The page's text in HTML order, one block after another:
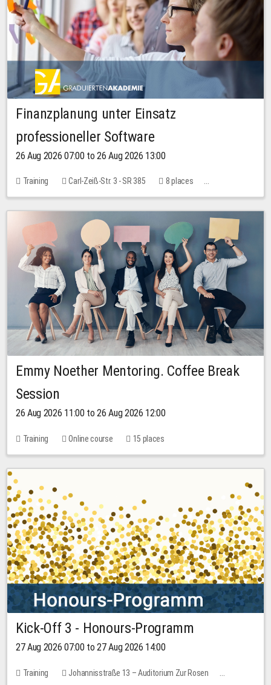
Finanzplanung unter Einsatz
professioneller Software
26 Aug 2026 07:00 to 26 Aug 2026 13:00
Training Carl-Zeiß-Str. 3 - SR 385
8 places
20.00 EUR
Emmy Noether Mentoring. Coffee Break
Session
26 Aug 2026 11:00 to 26 Aug 2026 12:00
Training Online course 15 places
Kick-Off 3 - Honours-Programm
27 Aug 2026 07:00 to 27 Aug 2026 14:00
Training
Johannisstraße 13 – Auditorium Zur Rosen